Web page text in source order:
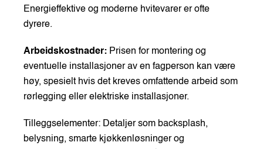
Energieffektive og moderne hvitevarer er ofte
dyrere.
Arbeidskostnader: Prisen for montering og
eventuelle installasjoner av en fagperson kan være
høy, spesielt hvis det kreves omfattende arbeid som
rørlegging eller elektriske installasjoner.
Tilleggselementer: Detaljer som backsplash,
belysning, smarte kjøkkenløsninger og